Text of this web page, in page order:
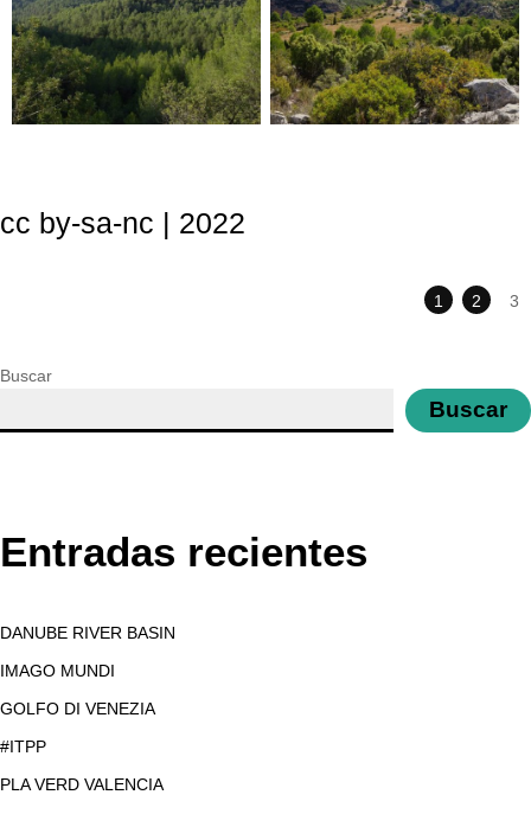
cc by-sa-nc | 2022
1 2 3
Buscar
Buscar
Entradas recientes
DANUBE RIVER BASIN
IMAGO MUNDI
GOLFO DI VENEZIA
#ITPP
PLA VERD VALENCIA